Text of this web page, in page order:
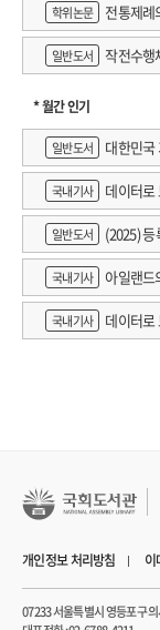
학위논문 전통제례
일반도서 작전수행
* 월간 인기
일반도서
대한민국
국내기사 데이터로
일반도서 (2025)
국내기사
아일랜드
책 논의
국내기사 데이터로
개인정보 처리방침
07233 서울특별시 영등포구